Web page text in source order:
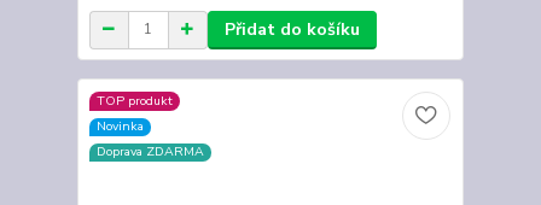
Přidat do košíku
TOP produkt
Novinka
Doprava ZDARMA